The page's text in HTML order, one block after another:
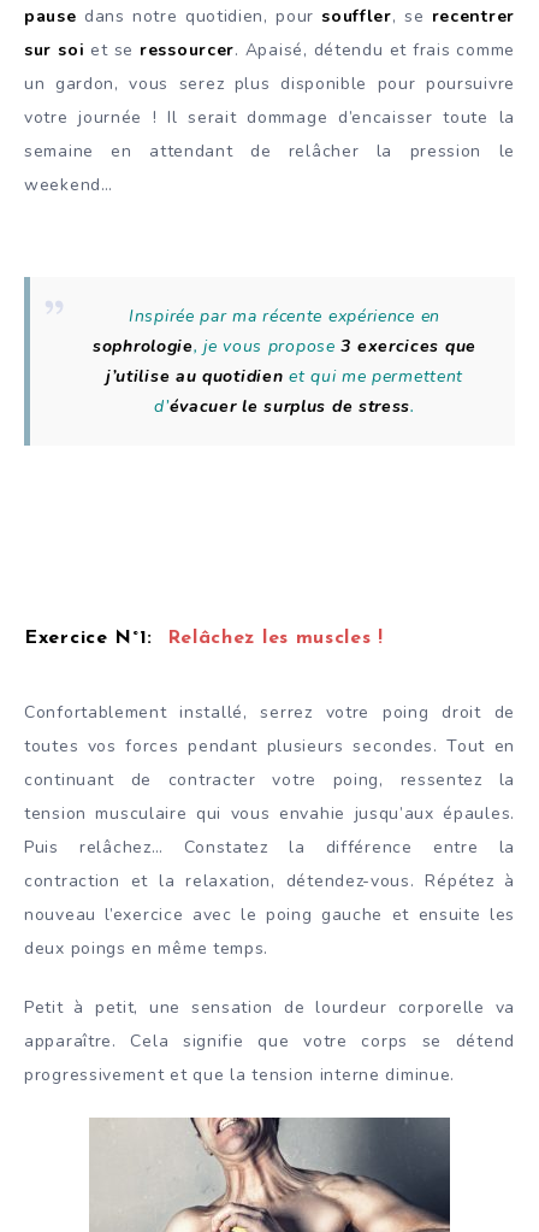
pause dans notre quotidien, poursouffler, se recentrer
sur soi et se ressourcer. Apaisé, détendu et frais comme
un gardon, vous serez plus disponible pour poursuivre
votre journée ! Il serait dommage d’encaisser toute la
semaine en attendant de relâcher la pression le
weekend…
Inspirée par ma récente expérience en
sophrologie, je vous propose3 exercices que
j’utilise au quotidien et qui me permettent
d’évacuer le surplus de stress.
Exercice N°1: Relâchez les muscles !
Confortablement installé, serrez votre poing droit de
toutes vos forces pendant plusieurs secondes. Tout en
continuant de contracter votre poing, ressentez la
tension musculaire qui vous envahie jusqu’aux épaules.
Puis relâchez… Constatez la différence entre la
contraction et la relaxation, détendez-vous. Répétez à
nouveau l’exercice avec le poing gauche et ensuite les
deux poings en même temps.
Petit à petit, une sensation de lourdeur corporelle va
apparaître. Cela signifie que votre corps se détend
progressivement et que la tension interne diminue.